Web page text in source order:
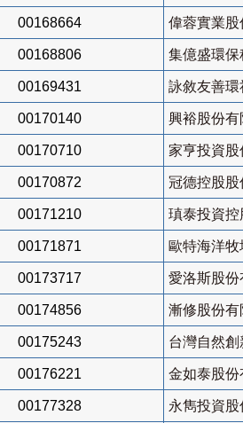
00168664 偉蓉實業股
00168806 集億盛環保
00169431 詠敘友善環
00170140 興裕股份有
00170710 家亨投資股
00170872 冠德控股股
00171210 瑱泰投資控
00171871 歐特海洋牧
00173717 愛洛斯股份
00174856 漸修股份有
00175243 台灣自然創
00176221 金如泰股份
00177328 永雋投資股